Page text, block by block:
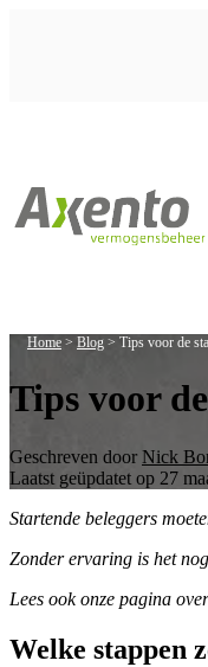
Home > Blog > Tips voor de
Tips voor
Geschreven door Nick
Laatst geüpdatet op 27
Startende beleggers
Zonder ervaring is het
Lees ook onze pagina
Welke stappen